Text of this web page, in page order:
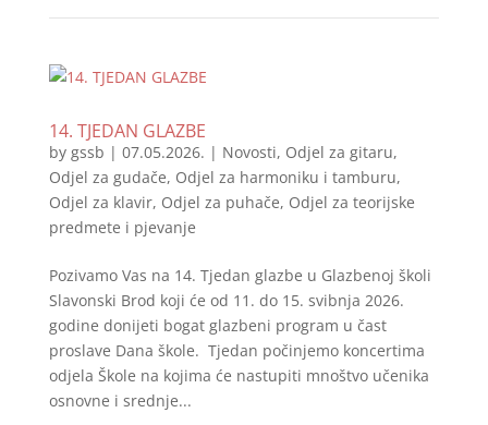
14. TJEDAN GLAZBE
by gssb | 07.05.2026. | Novosti, Odjel za gitaru,
Odjel za gudače, Odjel za harmoniku i tamburu,
Odjel za klavir, Odjel za puhače, Odjel za teorijske
predmete i pjevanje
Pozivamo Vas na 14. Tjedan glazbe u Glazbenoj školi
Slavonski Brod koji će od 11. do 15. svibnja 2026.
godine donijeti bogat glazbeni program u čast
proslave Dana škole. Tjedan počinjemo koncertima
odjela Škole na kojima će nastupiti mnoštvo učenika
osnovne i srednje...